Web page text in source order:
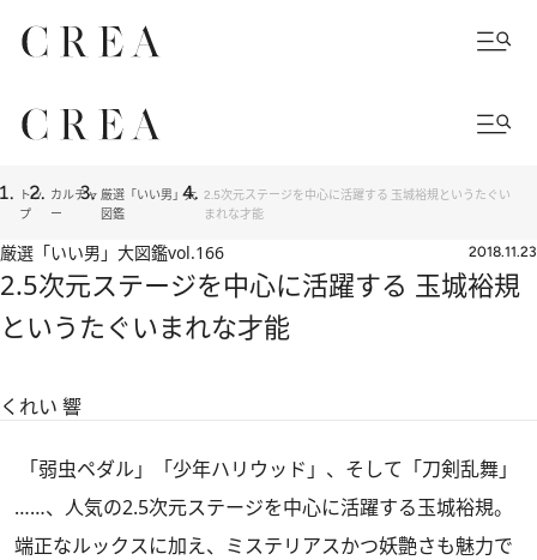
トッ
プ
カルチャ
ー
厳選「いい男」大
図鑑
2.5次元ステージを中心に活躍する 玉城裕規というたぐい
まれな才能
厳選「いい男」大図鑑vol.166 2018.11.23
2.5次元ステージを中心に活躍する 玉城裕規
というたぐいまれな才能
くれい 響
「弱虫ペダル」「少年ハリウッド」、そして「刀剣乱舞」
……、人気の2.5次元ステージを中心に活躍する玉城裕規。
端正なルックスに加え、ミステリアスかつ妖艶さも魅力で